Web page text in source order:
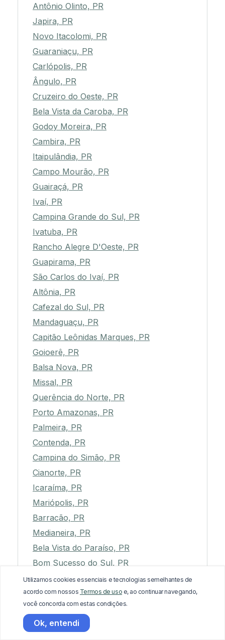
Antônio Olinto, PR
Japira, PR
Novo Itacolomi, PR
Guaraniaçu, PR
Carlópolis, PR
Ângulo, PR
Cruzeiro do Oeste, PR
Bela Vista da Caroba, PR
Godoy Moreira, PR
Cambira, PR
Itaipulândia, PR
Campo Mourão, PR
Guairaçá, PR
Ivaí, PR
Campina Grande do Sul, PR
Ivatuba, PR
Rancho Alegre D'Oeste, PR
Guapirama, PR
São Carlos do Ivaí, PR
Altônia, PR
Cafezal do Sul, PR
Mandaguaçu, PR
Capitão Leônidas Marques, PR
Goioerê, PR
Balsa Nova, PR
Missal, PR
Querência do Norte, PR
Porto Amazonas, PR
Palmeira, PR
Contenda, PR
Campina do Simão, PR
Cianorte, PR
Icaraíma, PR
Mariópolis, PR
Barracão, PR
Medianeira, PR
Bela Vista do Paraíso, PR
Bom Sucesso do Sul, PR
Santa Terezinha de Itaipu, PR
Candói, PR
Uraí, PR
Rebouças, PR
Utilizamos cookies essenciais e tecnologias semelhantes de
acordo com nossos Termos de uso e, ao continuar navegando,
você concorda com estas condições.
Ok, entendi